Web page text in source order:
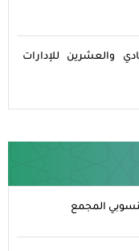
والعشرين للإدارات
المجمع